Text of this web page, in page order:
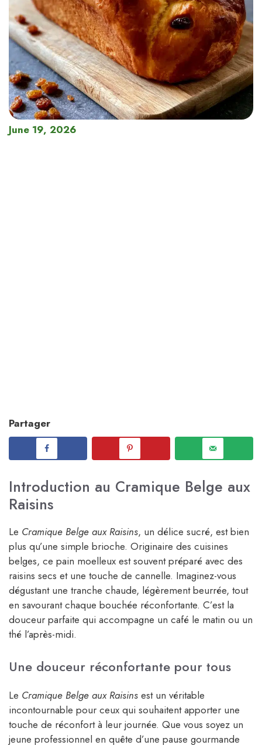
June 19, 2026
Partager
Introduction au Cramique Belge aux
Raisins
Le Cramique Belge aux Raisins, un délice sucré, est bien
plus qu’une simple brioche. Originaire des cuisines
belges, ce pain moelleux est souvent préparé avec des
raisins secs et une touche de cannelle. Imaginez-vous
dégustant une tranche chaude, légèrement beurrée, tout
en savourant chaque bouchée réconfortante. C’est la
douceur parfaite qui accompagne un café le matin ou un
thé l’après-midi.
Une douceur réconfortante pour tous
Le Cramique Belge aux Raisins est un véritable
incontournable pour ceux qui souhaitent apporter une
touche de réconfort à leur journée. Que vous soyez un
jeune professionnel en quête d’une pause gourmande